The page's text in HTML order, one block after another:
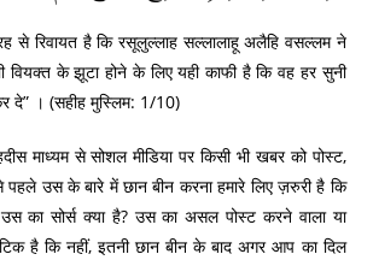
से रिवायत है कि रसूलुल्लाह सल्लालाहू अलैहि वसल्लम ने
वियक्त के झूटा होने के लिए यही काफी है कि वह हर सुनी
दे” । (सहीह मुस्लिम: 1/10)
माध्यम से सोशल मीडिया पर किसी भी खबर को पोस्ट,
पहले उस के बारे में छान बीन करना हमारे लिए ज़रुरी है कि
का सोर्स क्या है? उस का असल पोस्ट करने वाला या
है कि नहीं, इतनी छान बीन के बाद अगर आप का दिल